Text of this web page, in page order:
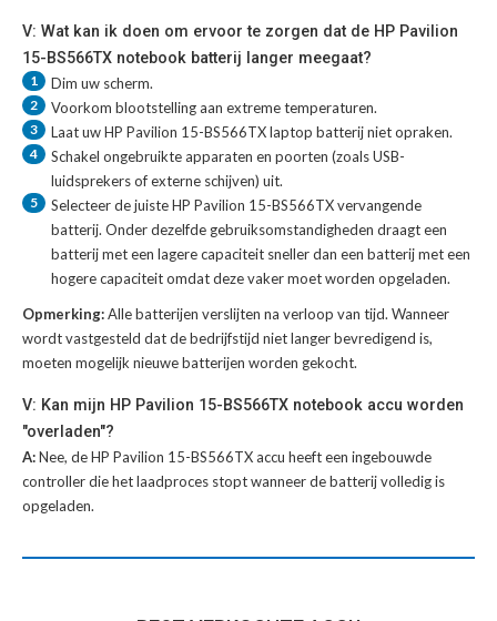
V: Wat kan ik doen om ervoor te zorgen dat de HP Pavilion
15-BS566TX notebook batterij langer meegaat?
1 Dim uw scherm.
2 Voorkom blootstelling aan extreme temperaturen.
3 Laat uwHP Pavilion 15-BS566TX laptop batterijniet opraken.
4
Schakel ongebruikte apparaten en poorten (zoals USB-
luidsprekers of externe schijven) uit.
5 Selecteer de juisteHP Pavilion 15-BS566TX vervangende
batterij. Onder dezelfde gebruiksomstandigheden draagt een
batterij met een lagere capaciteit sneller dan een batterij met een
hogere capaciteit omdat deze vaker moet worden opgeladen.
Opmerking:Alle batterijen verslijten na verloop van tijd. Wanneer
wordt vastgesteld dat de bedrijfstijd niet langer bevredigend is,
moeten mogelijk nieuwe batterijen worden gekocht.
V: Kan mijn HP Pavilion 15-BS566TX notebook accu worden
"overladen"?
A:Nee, de HP Pavilion 15-BS566TX accu heeft een ingebouwde
controller die het laadproces stopt wanneer de batterij volledig is
opgeladen.